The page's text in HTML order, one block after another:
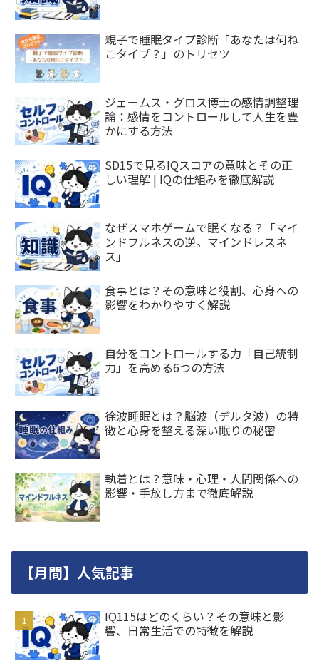
親子で睡眠タイプ診断「あなたは何ね
こタイプ？」のトリセツ
ジェームス・グロス博士の感情調整理
論：感情をコントロールして人生を豊
かにする方法
SD15で見るIQスコアの意味とその正
しい理解 | IQの仕組みを徹底解説
なぜスマホゲームで眠くなる？「マイ
ンドフルネスの逆。マインドレスネ
ス」
食事とは？その意味と役割、心身への
影響をわかりやすく解説
自分をコントロールする力「自己統制
力」を高める6つの方法
徐波睡眠とは？脳波（デルタ波）の特
徴と心身を整える深い眠りの秘密
執着とは？意味・心理・人間関係への
影響・手放し方まで徹底解説
【月間】人気記事
IQ115はどのくらい？その意味と影
響、日常生活での特徴を解説